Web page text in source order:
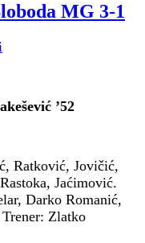
MG 3-1
’52
Ratković, Jovičić,
Jaćimović.
Darko Romanić,
Zlatko